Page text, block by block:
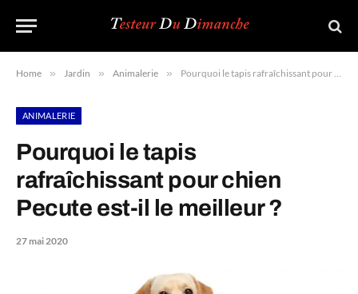
Home » Jardin » Animalerie » Pourquoi le tapis rafraîchissant pour chien Pecute est-il le meilleur ?
ANIMALERIE
Pourquoi le tapis
rafraîchissant pour chien
Pecute est-il le meilleur ?
27 mai 2020